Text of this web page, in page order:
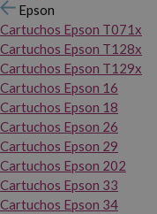
Epson
Cartuchos Epson T071x
Cartuchos Epson T128x
Cartuchos Epson T129x
Cartuchos Epson 16
Cartuchos Epson 18
Cartuchos Epson 26
Cartuchos Epson 29
Cartuchos Epson 202
Cartuchos Epson 33
Cartuchos Epson 34